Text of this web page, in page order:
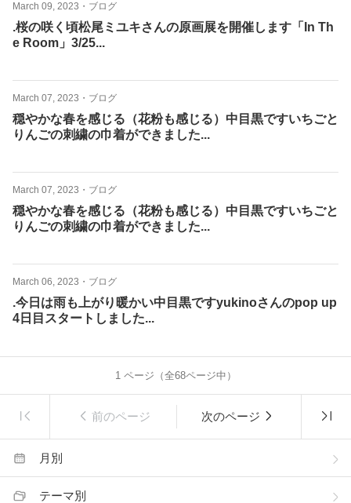
March 09, 2023 ・ ブログ
.桜の咲く頃松尾ミユキさんの原画展を開催します「In Th
e Room」3/25...
March 07, 2023 ・ ブログ
穏やかな春を感じる（花粉も感じる）中目黒ですいちごと
りんごの刺繍の巾着ができました...
March 07, 2023 ・ ブログ
穏やかな春を感じる（花粉も感じる）中目黒ですいちごと
りんごの刺繍の巾着ができました...
March 06, 2023 ・ ブログ
.今日は雨も上がり暖かい中目黒ですyukinoさんのpop up
4日目スタートしました...
1ページ（全68ページ中）
前のページ 次のページ
月別
テーマ別